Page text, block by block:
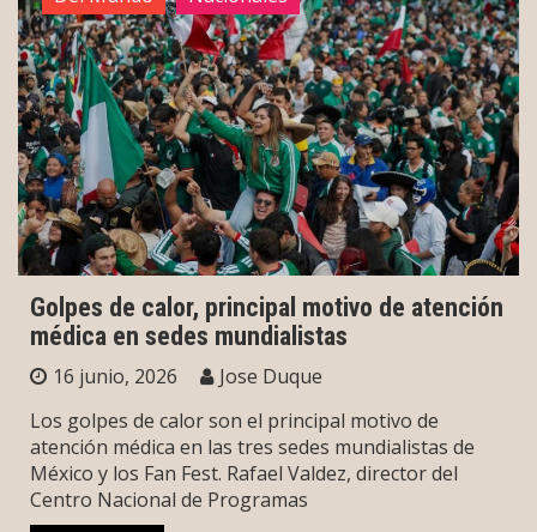
Golpes de calor, principal motivo de atención
médica en sedes mundialistas
16 junio, 2026
Jose Duque
Los golpes de calor son el principal motivo de
atención médica en las tres sedes mundialistas de
México y los Fan Fest. Rafael Valdez, director del
Centro Nacional de Programas